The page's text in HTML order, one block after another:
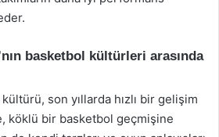
basketbol kültürleri arasında
son yıllarda hızlı bir gelişim
köklü bir basketbol geçmişine